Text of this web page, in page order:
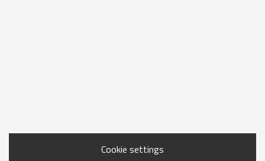
Cookie settings